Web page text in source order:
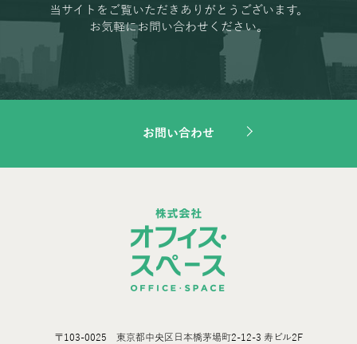
当サイトをご覧いただきありがとうございます。
お気軽にお問い合わせください。
お問い合わせ
〒103-0025 東京都中央区日本橋茅場町2-12-3 寿ビル2F